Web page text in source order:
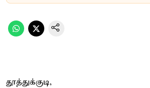
தூத்துக்குடி,